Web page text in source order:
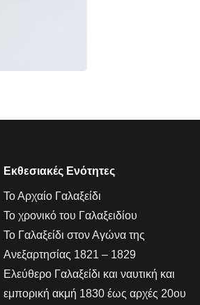
Εκθεσιακές Ενότητες
Το Αρχαίο Γαλαξείδι
Το χρονικό του Γαλαξειδίου
Το Γαλαξείδι στον Αγώνα της
Ανεξαρτησίας 1821 – 1829
Ελεύθερο Γαλαξείδι και ναυτική και
εμπορική ακμή 1830 έως αρχές 20ου